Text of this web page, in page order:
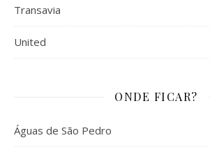
Transavia
United
ONDE FICAR?
Águas de São Pedro